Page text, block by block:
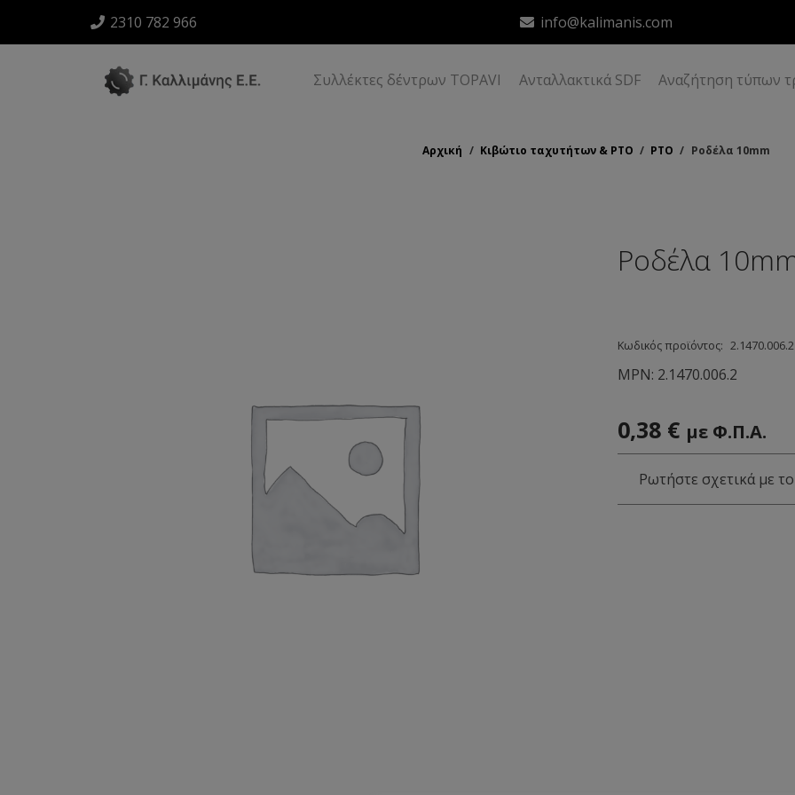
2310 782 966 info@kalimanis.com
Συλλέκτες δέντρων TOPAVI Ανταλλακτικά SDF Αναζήτηση τύπων
Αρχική / Κιβώτιο ταχυτήτων & ΡΤΟ / ΡΤΟ / Ροδέλα 10mm
Ροδέλα
Κωδικός προϊόντος: 2.1470.006.2
MPN: 2.1470.006.2
0,38 € με Φ.Π.Α.
Ρωτήστε σχετικά με